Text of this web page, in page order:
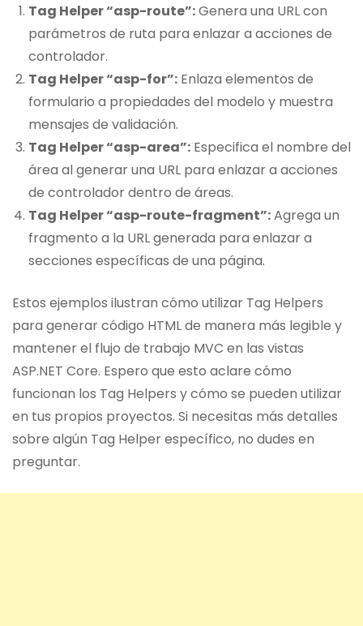
Tag Helper “asp-route”:Genera una URL con
parámetros de ruta para enlazar a acciones de
controlador.
Tag Helper “asp-for”: Enlaza elementos de
formulario a propiedades del modelo y muestra
mensajes de validación.
Tag Helper “asp-area”: Especifica el nombre del
área al generar una URL para enlazar a acciones
de controlador dentro de áreas.
Tag Helper “asp-route-fragment”:Agrega un
fragmento a la URL generada para enlazar a
secciones específicas de una página.
Estos ejemplos ilustran cómo utilizar Tag Helpers
para generar código HTML de manera más legible y
mantener el flujo de trabajo MVC en las vistas
ASP.NET Core. Espero que esto aclare cómo
funcionan los Tag Helpers y cómo se pueden utilizar
en tus propios proyectos. Si necesitas más detalles
sobre algún Tag Helper específico, no dudes en
preguntar.